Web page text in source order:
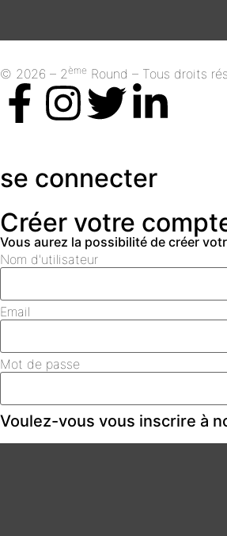
© 2026 – 2ème Round – Tous droits
se connecter
Créer votre
Vous aurez la possibilité de créer
Nom d'utilisateur
Email
Mot de passe
Voulez-vous vous inscrire à